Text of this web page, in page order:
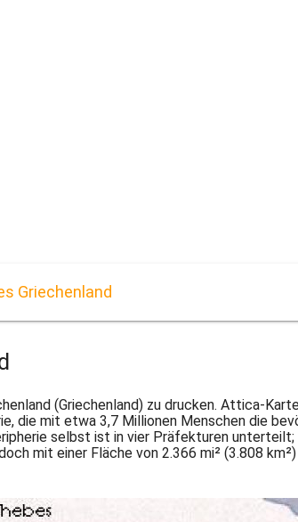
Griechenland
(Griechenland) zu drucken. Attica-
die mit etwa 3,7 Millionen Menschen die
selbst ist in vier Präfekturen
mit einer Fläche von 2.366 mi² (3.808